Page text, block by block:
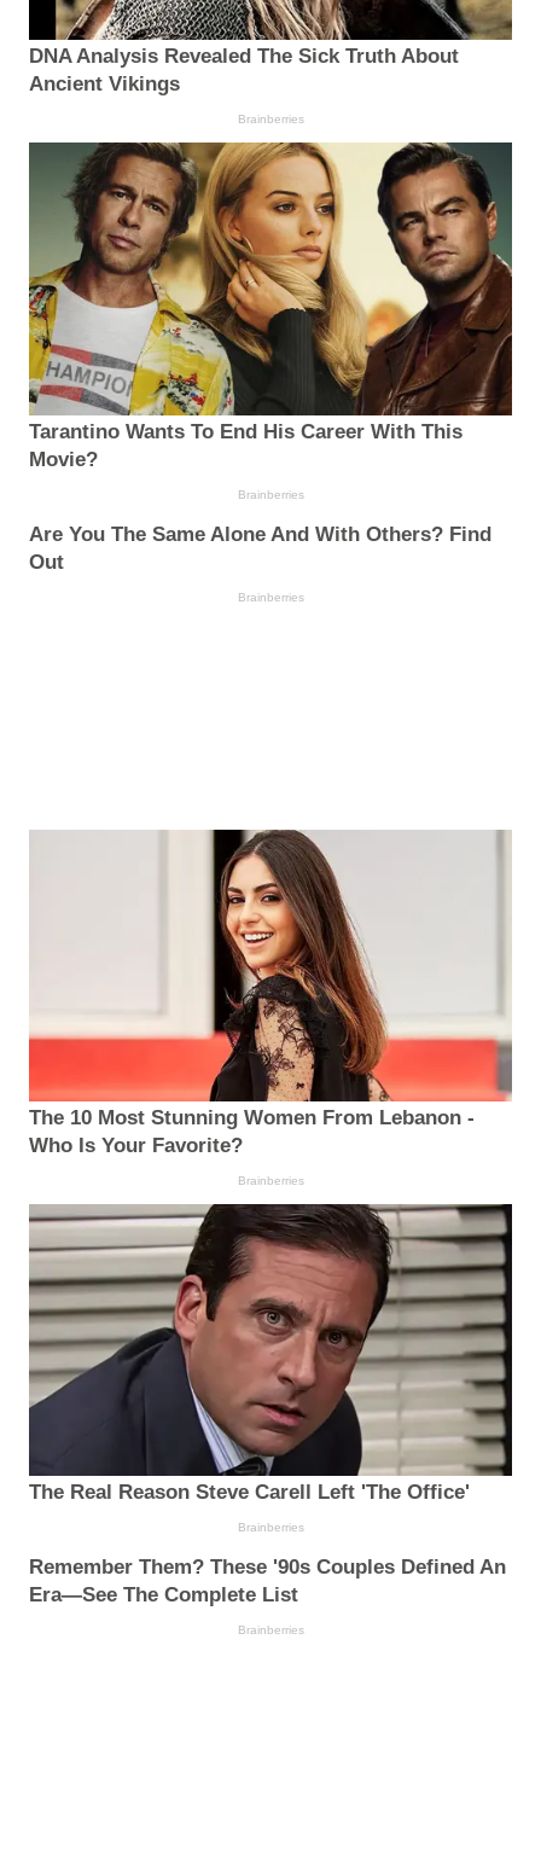
DNA Analysis Revealed The Sick Truth About
Ancient Vikings
Brainberries
Tarantino Wants To End His Career With This
Movie?
Brainberries
Are You The Same Alone And With Others? Find
Out
Brainberries
The 10 Most Stunning Women From Lebanon -
Who Is Your Favorite?
Brainberries
The Real Reason Steve Carell Left 'The Office'
Brainberries
Remember Them? These '90s Couples Defined An
Era—See The Complete List
Brainberries